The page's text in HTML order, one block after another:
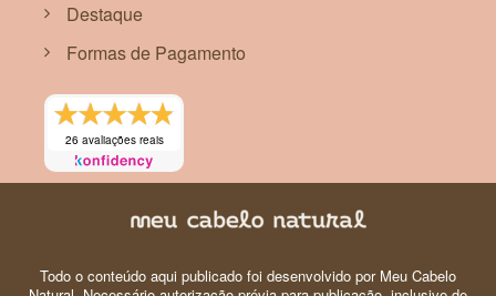
Destaque
Formas de Pagamento
26 avaliações reais
Todo o conteúdo aqui publicado foi desenvolvido por Meu Cabelo